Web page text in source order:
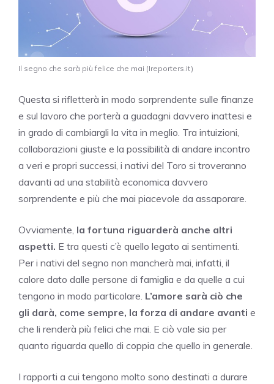
Il segno che sarà più felice che mai (Ireporters.it)
Questa si rifletterà in modo sorprendente sulle finanze
e sul lavoro che porterà a guadagni davvero inattesi e
in grado di cambiargli la vita in meglio. Tra intuizioni,
collaborazioni giuste e la possibilità di andare incontro
a veri e propri successi, i nativi del Toro si troveranno
davanti ad una stabilità economica davvero
sorprendente e più che mai piacevole da assaporare.
Ovviamente, la fortuna riguarderà anche altri
aspetti. E tra questi c’è quello legato ai sentimenti.
Per i nativi del segno non mancherà mai, infatti, il
calore dato dalle persone di famiglia e da quelle a cui
tengono in modo particolare. L’amore sarà ciò che
gli darà, come sempre, la forza di andare avanti e
che li renderà più felici che mai. E ciò vale sia per
quanto riguarda quello di coppia che quello in generale.
I rapporti a cui tengono molto sono destinati a durare